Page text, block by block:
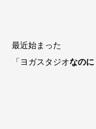
最近始まった
「ヨガスタジオなのに